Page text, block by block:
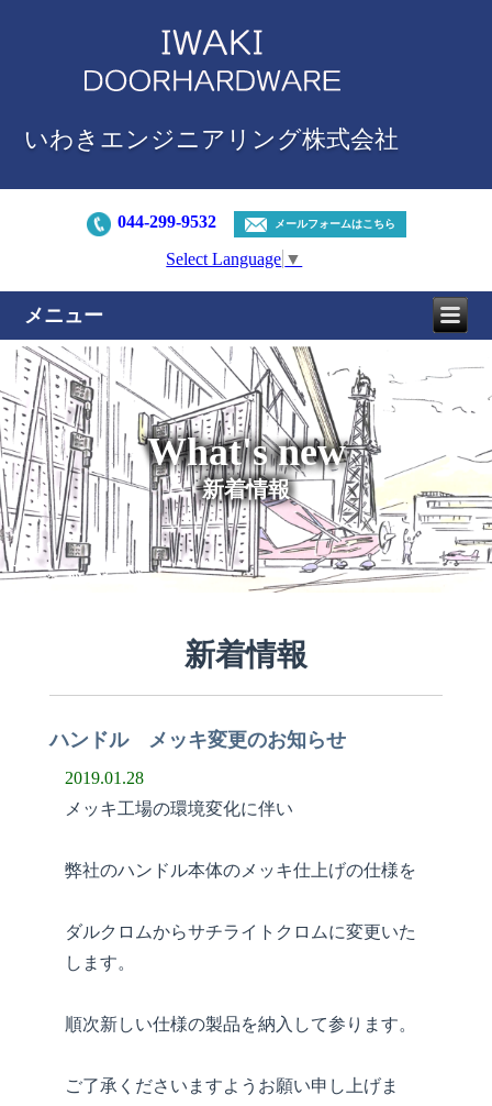
いわきエンジニアリング株式会社
044-299-9532 メールフォームはこちら
Select Language ▼
メニュー
What's new
新着情報
新着情報
ハンドル メッキ変更のお知らせ
2019.01.28
メッキ工場の環境変化に伴い
弊社のハンドル本体のメッキ仕上げの仕様を
ダルクロムからサチライトクロムに変更いた
します。
順次新しい仕様の製品を納入して参ります。
ご了承くださいますようお願い申し上げま